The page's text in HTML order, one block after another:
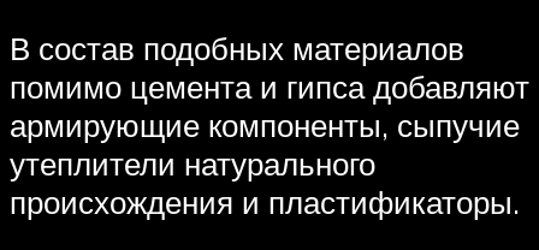
В состав подобных материалов
помимо цемента и гипса добавляют
армирующие компоненты, сыпучие
утеплители натурального
происхождения и пластификаторы.